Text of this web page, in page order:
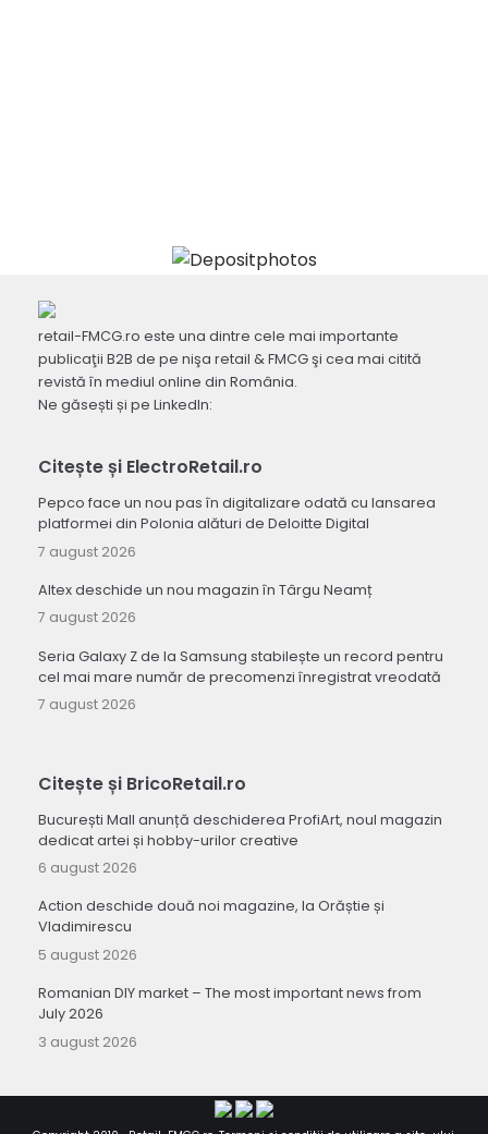
retail-FMCG.ro este una dintre cele mai importante
publicaţii B2B de pe nişa retail & FMCG şi cea mai citită
revistă în mediul online din România.
Ne găsești și pe LinkedIn:
Citește și ElectroRetail.ro
Pepco face un nou pas în digitalizare odată cu lansarea
platformei din Polonia alături de Deloitte Digital
7 august 2026
Altex deschide un nou magazin în Târgu Neamț
7 august 2026
Seria Galaxy Z de la Samsung stabilește un record pentru
cel mai mare număr de precomenzi înregistrat vreodată
7 august 2026
Citește și BricoRetail.ro
București Mall anunță deschiderea ProfiArt, noul magazin
dedicat artei și hobby-urilor creative
6 august 2026
Action deschide două noi magazine, la Orăștie și
Vladimirescu
5 august 2026
Romanian DIY market – The most important news from
July 2026
3 august 2026